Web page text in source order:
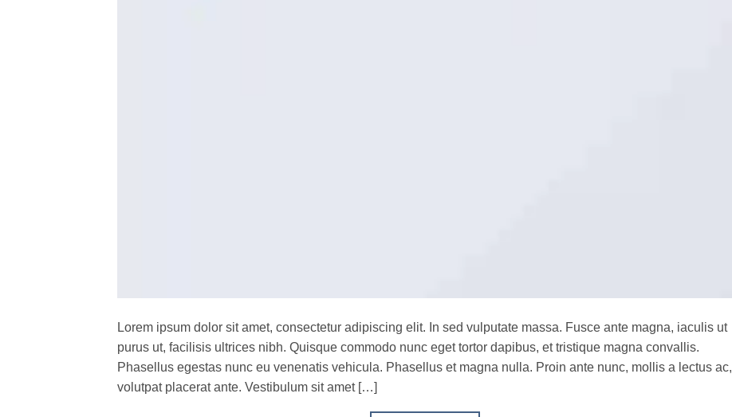
Lorem ipsum dolor sit amet, consectetur adipiscing elit. In sed vulputate massa. Fusce ante magna, iaculis ut
purus ut, facilisis ultrices nibh. Quisque commodo nunc eget tortor dapibus, et tristique magna convallis.
Phasellus egestas nunc eu venenatis vehicula. Phasellus et magna nulla. Proin ante nunc, mollis a lectus ac,
volutpat placerat ante. Vestibulum sit amet […]